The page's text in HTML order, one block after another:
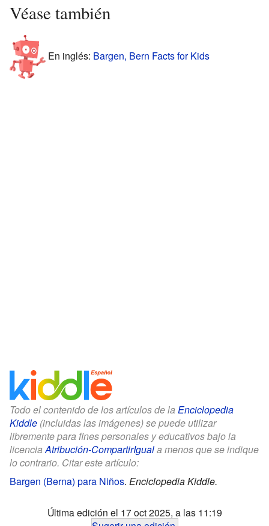
Véase también
En inglés: Bargen, Bern Facts for Kids
Todo el contenido de los artículos de la Enciclopedia
Kiddle (incluidas las imágenes) se puede utilizar
libremente para fines personales y educativos bajo la
licenciaAtribución-CompartirIguala menos que se indique
lo contrario. Citar este artículo:
Bargen (Berna) para Niños. Enciclopedia Kiddle.
Última edición el 17 oct 2025, a las 11:19